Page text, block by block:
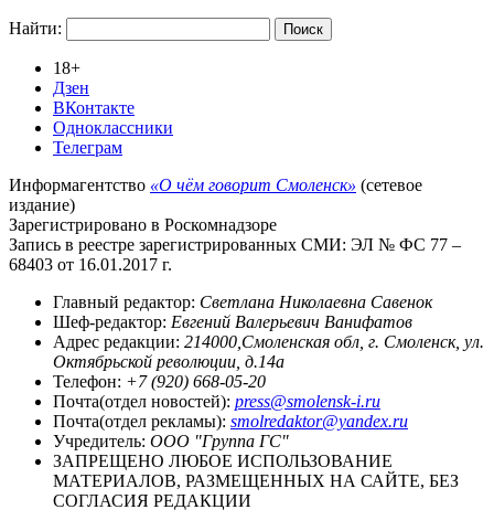
Найти:
18+
Дзен
ВКонтакте
Одноклассники
Телеграм
Информагентство «О чём говорит Смоленск» (сетевое
издание)
Зарегистрировано в Роскомнадзоре
Запись в реестре зарегистрированных СМИ: ЭЛ № ФС 77 –
68403 от 16.01.2017 г.
Главный редактор: Светлана Николаевна Савенок
Шеф-редактор: Евгений Валерьевич Ванифатов
Адрес редакции: 214000,Смоленская обл, г. Смоленск, ул.
Октябрьской революции, д.14а
Телефон: +7 (920) 668-05-20
Почта(отдел новостей): press@smolensk-i.ru
Почта(отдел рекламы): smolredaktor@yandex.ru
Учредитель: ООО "Группа ГС"
ЗАПРЕЩЕНО ЛЮБОЕ ИСПОЛЬЗОВАНИЕ
МАТЕРИАЛОВ, РАЗМЕЩЕННЫХ НА САЙТЕ, БЕЗ
СОГЛАСИЯ РЕДАКЦИИ